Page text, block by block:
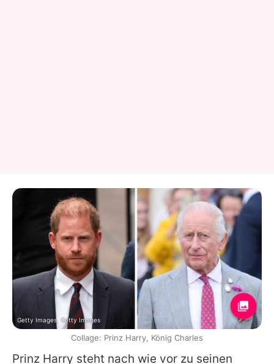
Prinz Harry steht nach wie vor zu seinen
Getty Images, Getty Images
Collage: Prinz Harry, König Charles